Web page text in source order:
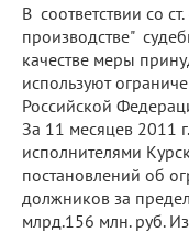
В соответствии со
производстве"
качестве меры
используют
Российской
За 11 месяцев 2011
исполнителями
постановлений об
должников за
млрд.156 млн. руб.